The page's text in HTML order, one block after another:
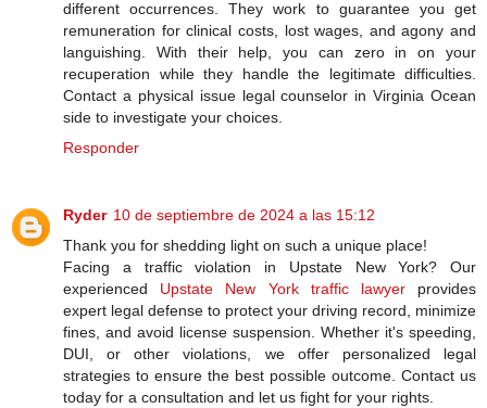
different occurrences. They work to guarantee you get
remuneration for clinical costs, lost wages, and agony and
languishing. With their help, you can zero in on your
recuperation while they handle the legitimate difficulties.
Contact a physical issue legal counselor in Virginia Ocean
side to investigate your choices.
Responder
Ryder 10 de septiembre de 2024 a las 15:12
Thank you for shedding light on such a unique place!
Facing a traffic violation in Upstate New York? Our
experienced Upstate New York traffic lawyerprovides
expert legal defense to protect your driving record, minimize
fines, and avoid license suspension. Whether it's speeding,
DUI, or other violations, we offer personalized legal
strategies to ensure the best possible outcome. Contact us
today for a consultation and let us fight for your rights.